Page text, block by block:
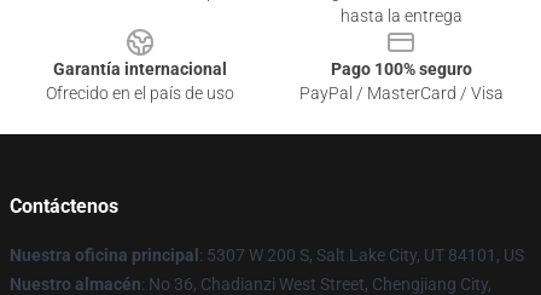
hasta la entrega
Garantía internacional
Ofrecido en el país de uso
Pago 100% seguro
PayPal / MasterCard / Visa
Contáctenos
Nuestra oficina principal : 5307 W 200 S, Salt Lake City, UT 84101, US
Nuestro almacén: No 36, Chadianzi West Street, Chengjiang City,